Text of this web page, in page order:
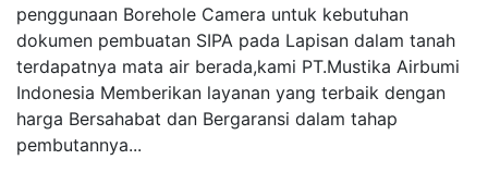
penggunaan Borehole Camera untuk kebutuhan
dokumen pembuatan SIPA pada Lapisan dalam tanah
terdapatnya mata air berada,kami PT.Mustika Airbumi
Indonesia Memberikan layanan yang terbaik dengan
harga Bersahabat dan Bergaransi dalam tahap
pembutannya...